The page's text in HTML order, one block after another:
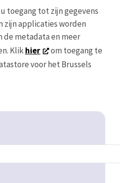
toegang tot zijn gegevens
zijn applicaties worden
de metadata en meer
Klikhier
om toegang te
voor het Brussels